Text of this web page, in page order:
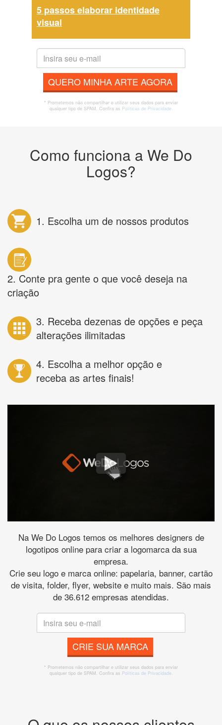
5 passos elaborar identidade
visual
QUERO MINHA ARTE AGORA
* Prometemos não compartilhar e utilizar seus dados para enviar
qualquer tipo de SPAM. Confira as Políticas de Privacidade.
Como funciona a We Do
Logos?
1. Escolha um de nossos produtos
2. Conte pra gente o que você deseja na
criação
3. Receba dezenas de opções e peça
alterações ilimitadas
4. Escolha a melhor opção e
receba as artes finais!
Na We Do Logos temos os melhores designers de
logotipos online para criar a logomarca da sua
empresa.
Crie seu logo e marca online: papelaria, banner, cartão
de visita, folder, flyer, website e muito mais. São mais
de 36.612 empresas atendidas.
CRIE SUA MARCA
* Prometemos não compartilhar e utilizar seus dados para enviar
qualquer tipo de SPAM. Confira as Políticas de Privacidade.